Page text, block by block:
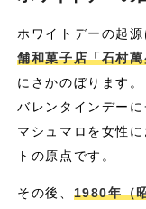
ホワイトデーの起源
舗和菓子店「石村
にさかのぼります。
バレンタインデー
マシュマロを女性
トの原点です。
その後、 1980年（